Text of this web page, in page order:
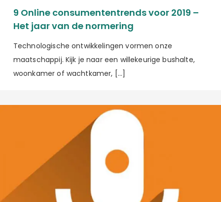
9 Online consumententrends voor 2019 –
Het jaar van de normering
Technologische ontwikkelingen vormen onze
maatschappij. Kijk je naar een willekeurige bushalte,
woonkamer of wachtkamer, […]